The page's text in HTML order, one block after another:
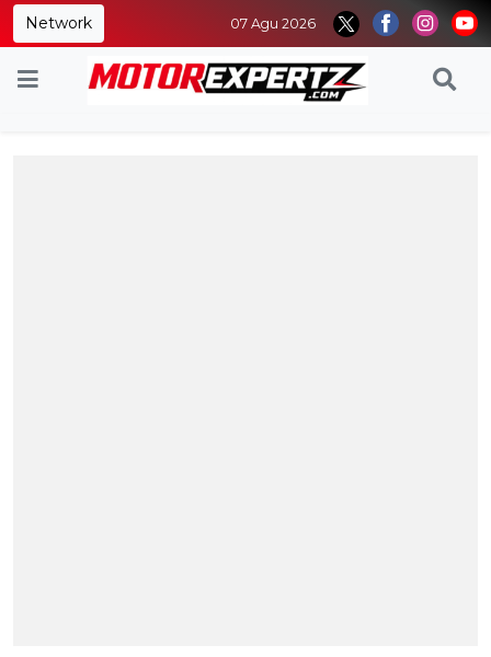
Network 07 Agu 2026